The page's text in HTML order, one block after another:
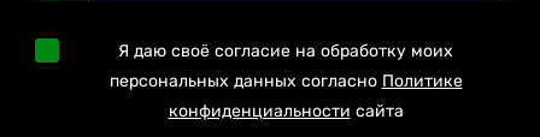
Я даю своё согласие на обработку моих
персональных данных согласно Политике
конфиденциальности сайта